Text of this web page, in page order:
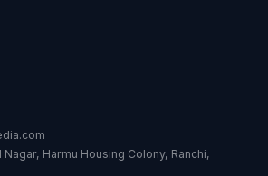
Nagar, Harmu Housing Colony, Ranchi,